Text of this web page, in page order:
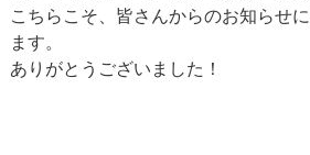
こちらこそ、皆さんからのお知らせ
ます。
ありがとうございました！